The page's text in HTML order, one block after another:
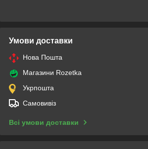
Умови доставки
Нова Пошта
Магазини Rozetka
Укрпошта
Самовивіз
Всі умови доставки